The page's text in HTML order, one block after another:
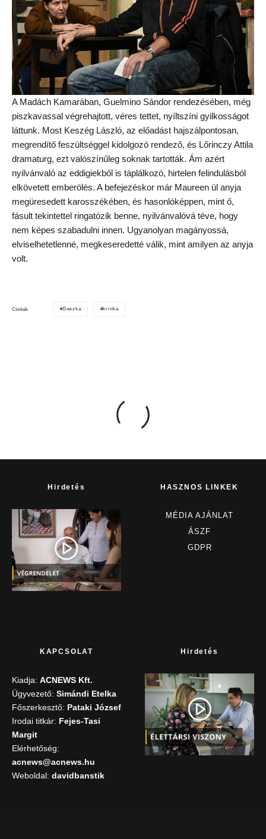
A Madách Kamarában, Guelmino Sándor rendezésében, még
piszkavassal végrehajtott, véres tettet, nyíltszíni gyilkosságot
láttunk. Most Keszég László, az előadást hajszálpontosan,
megrendítő feszültséggel kidolgozó rendező, és Lőrinczy Attila
dramaturg, ezt valószínűleg soknak tartották. Ám azért
nyilvánvaló az eddigiekből is táplálkozó, hirtelen felindulásból
elkövetett emberölés. A befejezéskor már Maureen ül anyja
megüresedett karosszékében, és hasonlóképpen, mint ő,
fásult tekintettel ringatózik benne, nyilvánvalóvá téve, hogy
nem képes szabadulni innen. Ugyanolyan magányossá,
elviselhetetlenné, megkeseredetté válik, mint amilyen az anyja
volt.
Címkék Deszka kritika
Hirdetés HASZNOS LINKEK
MÉDIA AJÁNLAT
ÁSZF
GDPR
KAPCSOLAT
Kiadja: ACNEWS Kft.
Ügyvezető: Simándi Etelka
Főszerkesztő: Pataki József
Irodai titkár: Fejes-Tasi
Margit
Elérhetőség:
acnews@acnews.hu
Weboldal: davidbanstik
Hirdetés